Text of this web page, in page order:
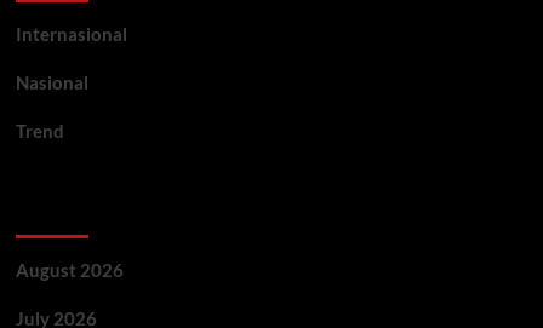
Internasional
Nasional
Trend
August 2026
July 2026